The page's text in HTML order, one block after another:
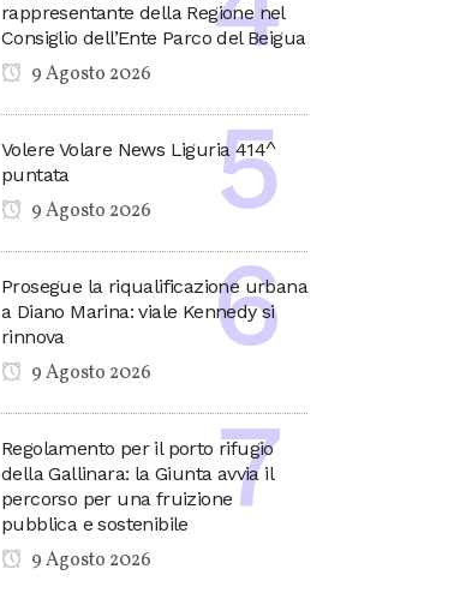
rappresentante della Regione nel
Consiglio dell’Ente Parco del Beigua
9 Agosto 2026
Volere Volare News Liguria 414^
puntata
9 Agosto 2026
Prosegue la riqualificazione urbana
a Diano Marina: viale Kennedy si
rinnova
9 Agosto 2026
Regolamento per il porto rifugio
della Gallinara: la Giunta avvia il
percorso per una fruizione
pubblica e sostenibile
9 Agosto 2026